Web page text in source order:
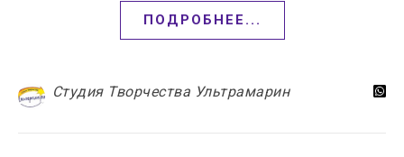
ПОДРОБНЕЕ...
Студия Творчества Ультрамарин